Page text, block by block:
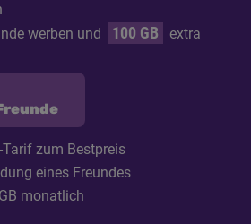
werben und
100 GB
extra
zum Bestpreis
eines Freundes
GB monatlich